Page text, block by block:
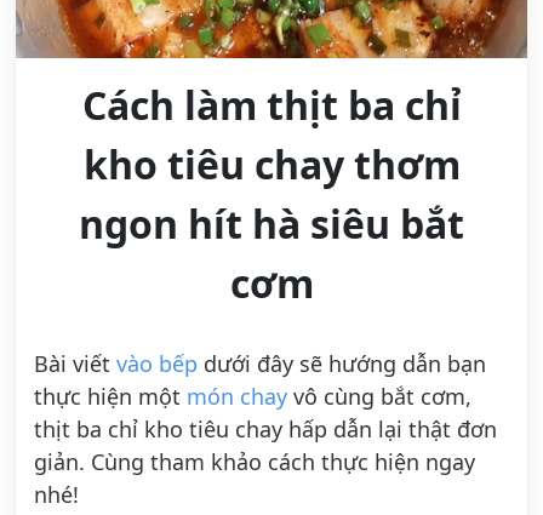
Cách làm thịt ba chỉ
kho tiêu chay thơm
ngon hít hà siêu bắt
cơm
Bài viết vào bếp dưới đây sẽ hướng dẫn bạn
thực hiện một món chay vô cùng bắt cơm,
thịt ba chỉ kho tiêu chay hấp dẫn lại thật đơn
giản. Cùng tham khảo cách thực hiện ngay
nhé!